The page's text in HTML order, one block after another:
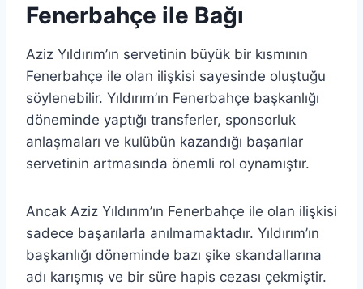
Fenerbahçe ile Bağı
Aziz Yıldırım’ın servetinin büyük bir kısmının
Fenerbahçe ile olan ilişkisi sayesinde oluştuğu
söylenebilir. Yıldırım’ın Fenerbahçe başkanlığı
döneminde yaptığı transferler, sponsorluk
anlaşmaları ve kulübün kazandığı başarılar
servetinin artmasında önemli rol oynamıştır.
Ancak Aziz Yıldırım’ın Fenerbahçe ile olan ilişkisi
sadece başarılarla anılmamaktadır. Yıldırım’ın
başkanlığı döneminde bazı şike skandallarına
adı karışmış ve bir süre hapis cezası çekmiştir.